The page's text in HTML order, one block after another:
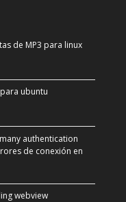
de MP3 para linux
ubuntu
authentication
de conexión en
webview